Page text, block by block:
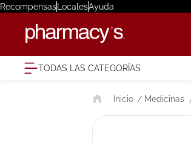
RecompensasLocalesAyuda
TODAS LAS CATEGORÍAS
Medicinas